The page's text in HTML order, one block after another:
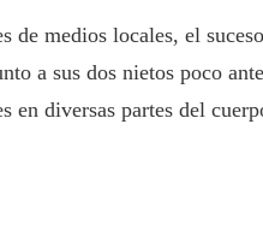
de medios locales, el
a sus dos nietos poco
en diversas partes del